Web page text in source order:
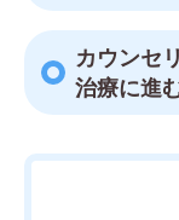
カウンセ
治療に進